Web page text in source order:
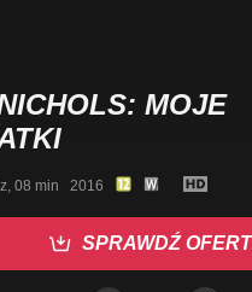
MOJE
08 min   2016
SPRAWDŹ